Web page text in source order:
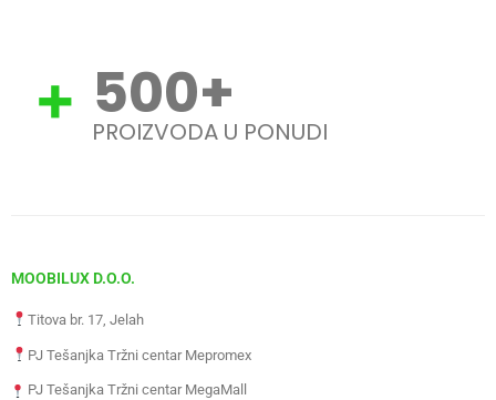
500+
PROIZVODA U PONUDI
MOOBILUX D.O.O.
Titova br. 17, Jelah
PJ Tešanjka Tržni centar Mepromex
PJ Tešanjka Tržni centar MegaMall